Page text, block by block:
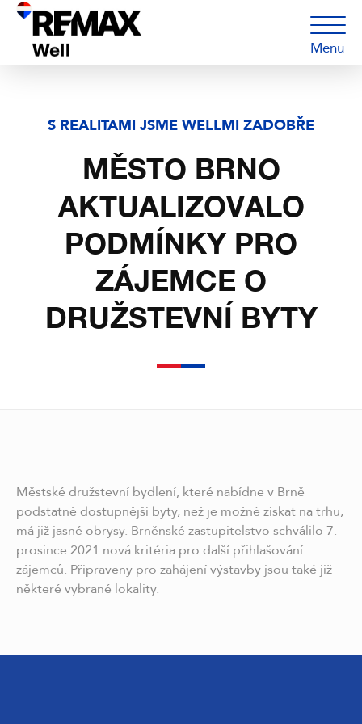
Menu
S REALITAMI JSME WELLMI ZADOBŘE
MĚSTO BRNO
AKTUALIZOVALO
PODMÍNKY PRO
ZÁJEMCE O
DRUŽSTEVNÍ BYTY
Městské družstevní bydlení, které nabídne v Brně
podstatně dostupnější byty, než je možné získat na trhu,
má již jasné obrysy. Brněnské zastupitelstvo schválilo 7.
prosince 2021 nová kritéria pro další přihlašování
zájemců. Připraveny pro zahájení výstavby jsou také již
některé vybrané lokality.